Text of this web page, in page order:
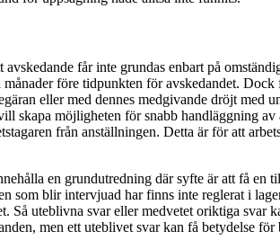
får inte grundas enbart på
före tidpunkten för avskedandet.
eller med dennes medgivande dröjt med
skapa möjligheten för snabb handläggning av
från anställningen. Detta är för att
en grundutredning där syfte är att få en
som blir intervjuad har finns inte reglerat i
Så uteblivna svar eller medvetet oriktiga svar
men ett uteblivet svar kan få betydelse för